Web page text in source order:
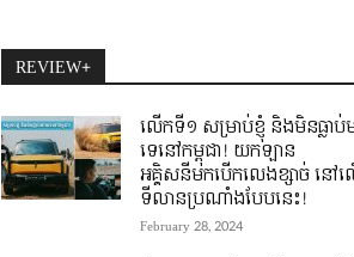
REVIEW+
លើកទី១ សម្រាប់ខ្ញុំ និងមិនធ្លាប់
ទេនៅកម្ពុជា! យកឡាន
អគ្គិសនីមកបើកលេងខ្សាច់ នៅ
ទីលានប្រណាំងបែបនេះ!
February 28, 2024